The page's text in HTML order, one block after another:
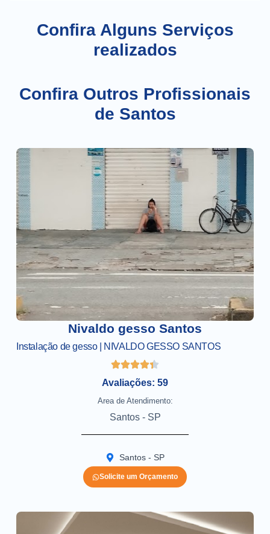
Confira Alguns Serviços
realizados
Confira Outros Profissionais
de Santos
Nivaldo gesso Santos
Instalação de gesso | NIVALDO GESSO SANTOS
Avaliações: 59
Area de Atendimento:
Santos - SP
Santos - SP
Solicite um Orçamento